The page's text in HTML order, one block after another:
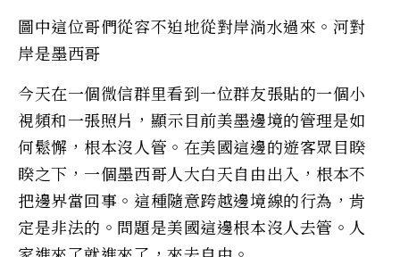
圖中這位哥們從容不迫地從對岸淌水過來。河對
岸是墨西哥
今天在一個微信群里看到一位群友張貼的一個小
視頻和一張照片，顯示目前美墨邊境的管理是如
何鬆懈，根本沒人管。在美國這邊的遊客眾目睽
睽之下，一個墨西哥人大白天自由出入，根本不
把邊界當回事。這種隨意跨越邊境線的行為，肯
定是非法的。問題是美國這邊根本沒人去管。人